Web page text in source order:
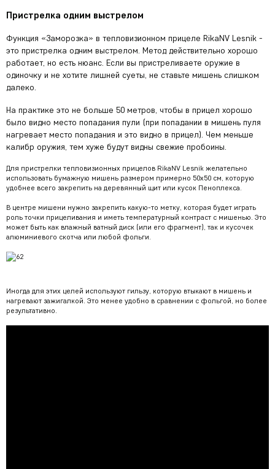
Пристрелка одним выстрелом
Функция «Заморозка» в тепловизионном прицеле RikaNV Lesnik -
это пристрелка одним выстрелом. Метод действительно хорошо
работает, но есть нюанс. Если вы пристреливаете оружие в
одиночку и не хотите лишней суеты, не ставьте мишень слишком
далеко.
На практике это не больше 50 метров, чтобы в прицел хорошо
было видно место попадания пули (при попадании в мишень пуля
нагревает место попадания и это видно в прицел). Чем меньше
калибр оружия, тем хуже будут видны свежие пробоины.
Для пристрелки тепловизионных прицелов RikaNV Lesnik желательно
использовать бумажную мишень размером примерно 50х50 см, которую
удобнее всего закрепить на деревянный щит или кусок Пеноплекса.
В центре мишени нужно закрепить какую-то метку, которая будет играть
роль точки прицеливания и иметь температурный контраст с мишенью. Это
может быть как влажный ватный диск (или его фрагмент), так и кусочек
алюминиевого скотча или любой фольги.
Иногда для этих целей используют гильзу, которую втыкают в мишень и
нагревают зажигалкой. Это менее удобно в сравнении с фольгой, но более
результативно.